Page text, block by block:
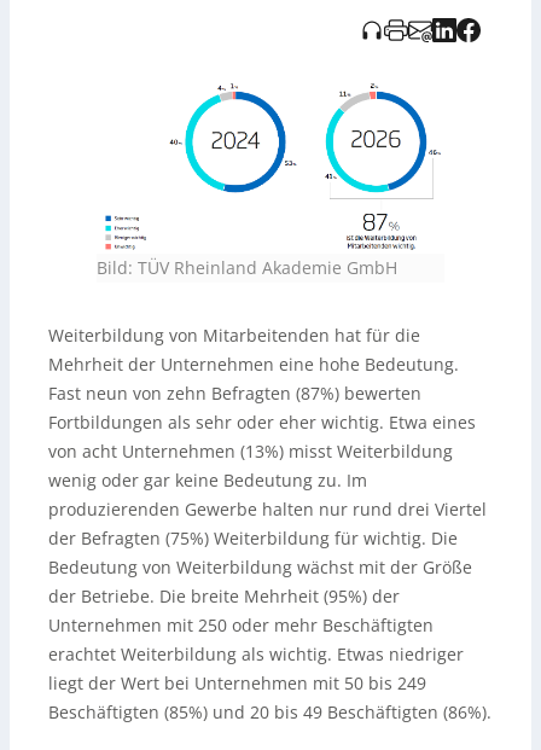
Bild: TÜV Rheinland Akademie GmbH
Weiterbildung von Mitarbeitenden hat für die
Mehrheit der Unternehmen eine hohe Bedeutung.
Fast neun von zehn Befragten (87%) bewerten
Fortbildungen als sehr oder eher wichtig. Etwa eines
von acht Unternehmen (13%) misst Weiterbildung
wenig oder gar keine Bedeutung zu. Im
produzierenden Gewerbe halten nur rund drei Viertel
der Befragten (75%) Weiterbildung für wichtig. Die
Bedeutung von Weiterbildung wächst mit der Größe
der Betriebe. Die breite Mehrheit (95%) der
Unternehmen mit 250 oder mehr Beschäftigten
erachtet Weiterbildung als wichtig. Etwas niedriger
liegt der Wert bei Unternehmen mit 50 bis 249
Beschäftigten (85%) und 20 bis 49 Beschäftigten (86%).